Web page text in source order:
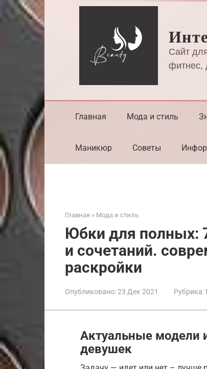
Перейти
к
контенту
Сайт
фитнес,
Главная Мода и стиль
Маникюр Советы
Главная » Мода и стиль
Юбки для полных:
и сочетаний.
раскройки
Опубликовано:23 Дек 2021 Рубрика:
Актуальные модели
девушек